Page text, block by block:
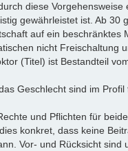
diese
gewährleistet ist. Ab
auf ein
nicht Freischaltung
(Titel) ist Bestandteil
Geschlecht sind im
und Pflichten für beide
konkret, dass keine
Vor- und Rücksicht